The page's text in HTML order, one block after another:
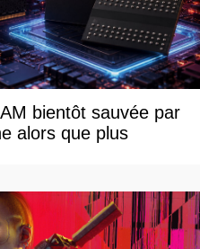
bientôt sauvée par
alors que plus